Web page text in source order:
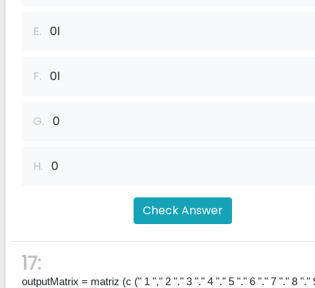
E. 0l
F. 0l
G. 0
H. 0
Check Answer
17:
outputMatrix = matriz (c (" 1 "," 2 "." 3 "." 4 "." 5 "." 6 "." 7 "." 8 "."